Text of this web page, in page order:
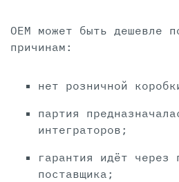
OEM может быть дешевле
причинам:
нет розничной
партия
интеграторов;
гарантия идёт через
поставщика;